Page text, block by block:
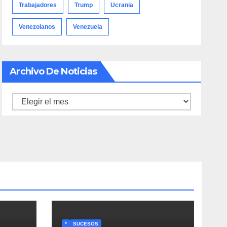
Trabajadores Trump Ucrania
Venezolanos Venezuela
Archivo De Noticias
Archivo
* SUCESOS